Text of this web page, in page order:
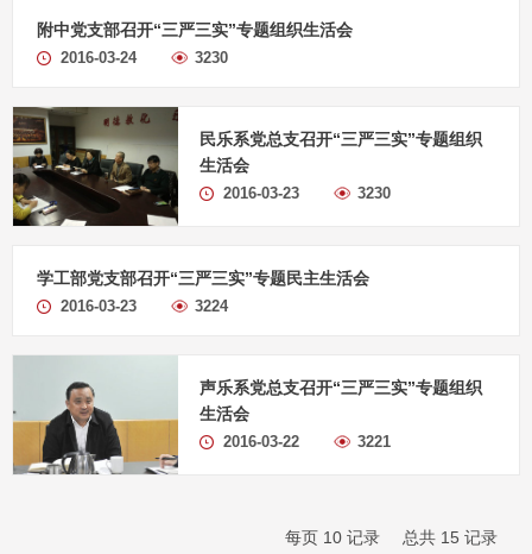
附中党支部召开“三严三实”专题组织生活会
2016-03-24 3230
民乐系党总支召开“三严三实”专题组织
生活会
2016-03-23 3230
学工部党支部召开“三严三实”专题民主生活会
2016-03-23 3224
声乐系党总支召开“三严三实”专题组织
生活会
2016-03-22 3221
每页 10 记录 总共 15 记录